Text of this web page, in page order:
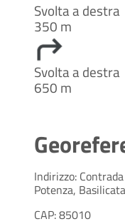
Svolta a destra
350 m
Svolta a destra
650 m
Indirizzo:
Potenza,
CAP: 85010